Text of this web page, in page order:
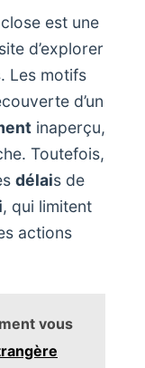
est une
d’explorer
Les motifs
d’un
inaperçu,
Toutefois,
délais de
, qui limitent
actions
vous